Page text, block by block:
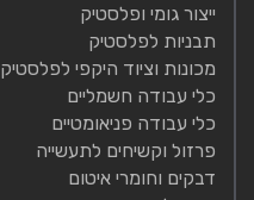
ייצור גומי ופלסטיק
תבניות לפלסטיק
מכונות וציוד היקפי לפלסטיק
כלי עבודה חשמליים
כלי עבודה פניאומטיים
פרזול וקשיחים לתעשייה
דבקים וחומרי איטום